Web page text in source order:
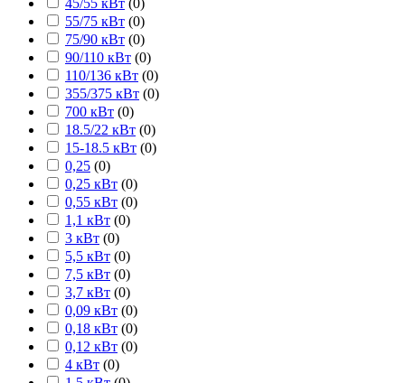
45/55 кВт (0)
55/75 кВт (0)
75/90 кВт (0)
90/110 кВт (0)
110/136 кВт (0)
355/375 кВт (0)
700 кВт (0)
18.5/22 кВт (0)
15-18.5 кВт (0)
0,25 (0)
0,25 кВт (0)
0,55 кВт (0)
1,1 кВт (0)
3 кВт (0)
5,5 кВт (0)
7,5 кВт (0)
3,7 кВт (0)
0,09 кВт (0)
0,18 кВт (0)
0,12 кВт (0)
4 кВт (0)